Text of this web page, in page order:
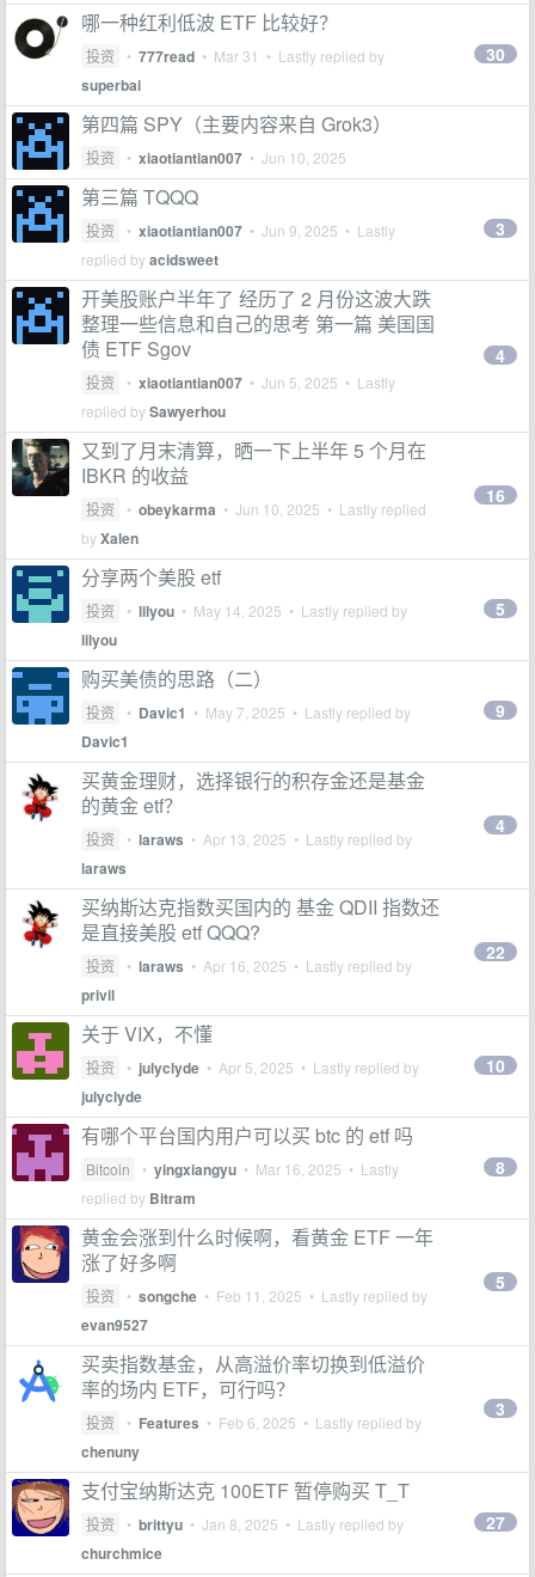
哪一种红利低波 ETF 比较好？
投资 • 777read • Mar 31 • Lastly replied by
superbai
30
第四篇 SPY（主要内容来自 Grok3）
投资 • xiaotiantian007 • Jun 10, 2025
第三篇 TQQQ
投资 • xiaotiantian007 • Jun 9, 2025 • Lastly
replied byacidsweet
3
开美股账户半年了 经历了 2 月份这波大跌
整理一些信息和自己的思考 第一篇 美国国
债 ETF Sgov
投资 • xiaotiantian007 • Jun 5, 2025 • Lastly
replied bySawyerhou
4
又到了月末清算，晒一下上半年 5 个月在
IBKR 的收益
投资 • obeykarma • Jun 10, 2025 • Lastly replied
byXalen
16
分享两个美股 etf
投资 • lilyou • May 14, 2025 • Lastly replied by
lilyou
5
购买美债的思路（二）
投资 • Davic1 • May 7, 2025 • Lastly replied by
Davic1
9
买黄金理财，选择银行的积存金还是基金
的黄金 etf？
投资 • laraws • Apr 13, 2025 • Lastly replied by
laraws
4
买纳斯达克指数买国内的 基金 QDII 指数还
是直接美股 etf QQQ?
投资 • laraws • Apr 16, 2025 • Lastly replied by
privil
22
关于 VIX，不懂
投资 • julyclyde • Apr 5, 2025 • Lastly replied by
julyclyde
10
有哪个平台国内用户可以买 btc 的 etf 吗
Bitcoin • yingxiangyu • Mar 16, 2025 • Lastly
replied by Bitram
8
黄金会涨到什么时候啊，看黄金 ETF 一年
涨了好多啊
投资 • songche • Feb 11, 2025 • Lastly replied by
evan9527
5
买卖指数基金，从高溢价率切换到低溢价
率的场内 ETF，可行吗？
投资 • Features • Feb 6, 2025 • Lastly replied by
chenuny
3
支付宝纳斯达克 100ETF 暂停购买 T_T
投资 • brittyu • Jan 8, 2025 • Lastly replied by
churchmice
27